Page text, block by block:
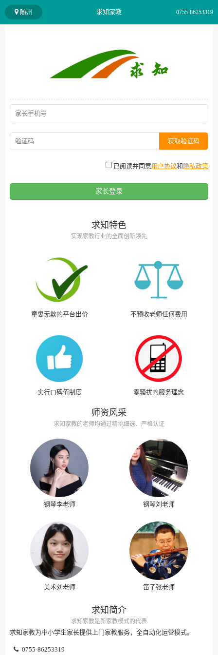
随州 求知家教 0755-86253319
获取验证码
已阅读并同意用户协议和 隐私政策
求知特色
实现家教行业的全面创新领先
童叟无欺的平台出价 不预收老师任何费用
实行口碑值制度 零骚扰的服务理念
师资风采
求知家教的老师均通过精挑细选、严格认证
钢琴李老师 钢琴刘老师
美术刘老师 笛子张老师
求知简介
求知家教是新家教模式的代表
求知家教为中小学生家长提供上门家教服务，全自动化运营模式。
0755-86253319